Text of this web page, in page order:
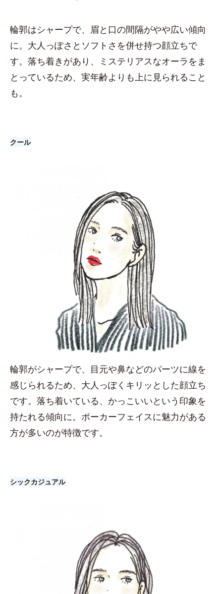
輪郭はシャープで、眉と口の間隔がやや広い傾向
に。大人っぽさとソフトさを併せ持つ顔立ちで
す。落ち着きがあり、ミステリアスなオーラをま
とっているため、実年齢よりも上に見られること
も。
クール
輪郭がシャープで、目元や鼻などのパーツに線を
感じられるため、大人っぽくキリッとした顔立ち
です。落ち着いている、かっこいいという印象を
持たれる傾向に。ポーカーフェイスに魅力がある
方が多いのが特徴です。
シックカジュアル